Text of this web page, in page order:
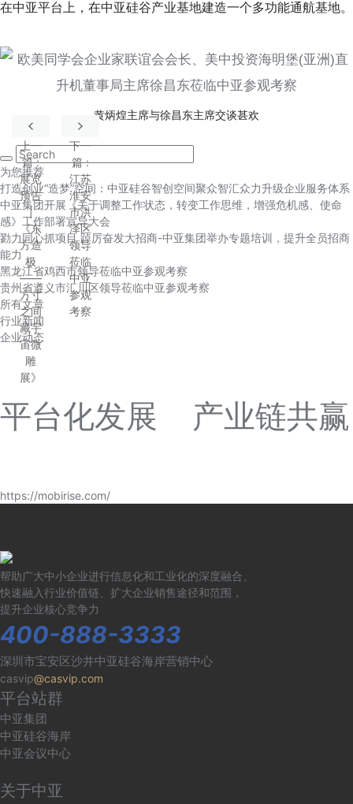
在中亚平台上，在中亚硅谷产业基地建造一个多功能通航基地。
黄炳煌主席与徐昌东主席交谈甚欢
上一
篇:
展览
预告
|
《东
方造
极
——
方寸
之间
藏宇
宙微
雕
展》
下一
篇:
江苏
淮安
市洪
泽区
领导
莅临
中亚
参观
考察
为您推荐
打造创业“造梦”空间：中亚硅谷智创空间聚众智汇众力升级企业服务体系
中亚集团开展《关于调整工作状态，转变工作思维，增强危机感、使命
感》工作部署宣导大会
勠力同心抓项目 踔厉奋发大招商-中亚集团举办专题培训，提升全员招商
能力
黑龙江省鸡西市领导莅临中亚参观考察
贵州省遵义市汇川区领导莅临中亚参观考察
所有文章
行业新闻
企业动态
平台化发展 产业链共赢
https://mobirise.com/
帮助广大中小企业进行信息化和工业化的深度融合、
快速融入行业价值链、扩大企业销售途径和范围，
提升企业核心竞争力
400-888-3333
深圳市宝安区沙井中亚硅谷海岸营销中心
casvip@casvip.com
平台站群
中亚集团
中亚硅谷海岸
中亚会议中心
关于中亚